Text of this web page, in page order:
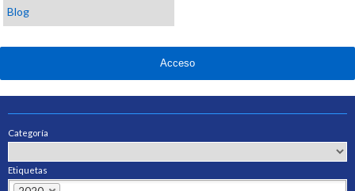
Blog
Acceso
Categoría
Etiquetas